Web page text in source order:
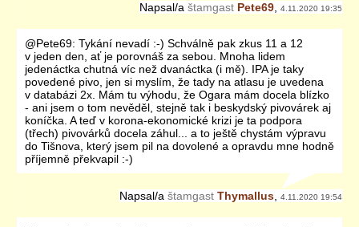
Napsal/a štamgast Pete69 4.11.2020 19:35
@Pete69: Tykání nevadí :-) Schválně pak zkus 11 a 12
v jeden den, ať je porovnáš za sebou. Mnoha lidem
jedenáctka chutná víc než dvanáctka (i mě). IPA je taky
povedené pivo, jen si myslím, že tady na atlasu je uvedena
v databázi 2x. Mám tu výhodu, že Ogara mám docela blízko
- ani jsem o tom nevěděl, stejně tak i beskydský pivovárek aj
koníčka. A teď v korona-ekonomické krizi je ta podpora
(třech) pivovárků docela záhul... a to ještě chystám výpravu
do Tišnova, který jsem pil na dovolené a opravdu mne hodně
příjemně překvapil :-)
Napsal/a štamgast Thymallus 4.11.2020 19:54